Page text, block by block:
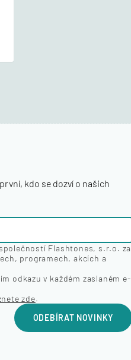
kdo se dozví o našich
Flashtones, s.r.o. za
programech, akcích a
odkazu v každém zaslaném e-
zde.
ODEBÍRAT NOVINKY